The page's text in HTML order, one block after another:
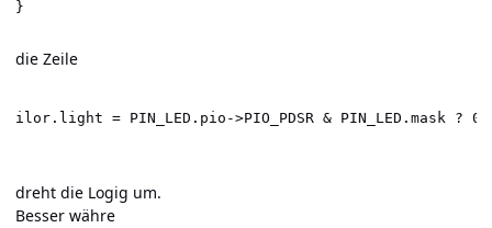
die Zeile
ilor.light = PIN_LED.pio->PIO_PDSR & PIN_LED.mask ?
dreht die Logig um.
Besser währe